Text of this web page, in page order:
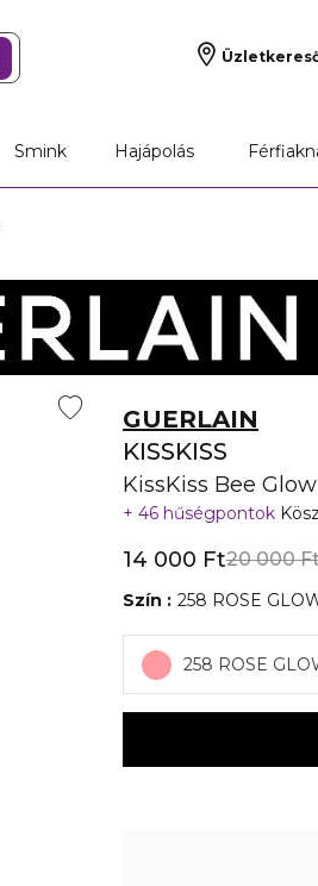
Smink Hajápolás
GUERLAIN
KISSKISS
KissKiss Bee
46 hűségpontok
14 000 Ft20 000
Szín 258 ROSE
258 ROSE